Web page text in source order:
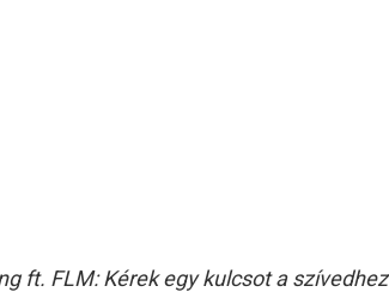
ft. FLM: Kérek egy kulcsot a szívedhez